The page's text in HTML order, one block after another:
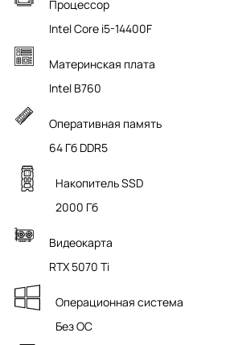
Процессор
Intel Core i5-14400F
Материнская плата
Intel B760
Оперативная память
64 Гб DDR5
Накопитель SSD
2000 Гб
Видеокарта
RTX 5070 Ti
Операционная система
Без ОС